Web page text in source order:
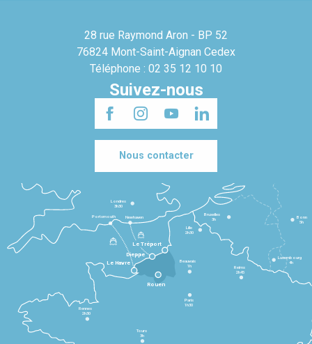
28 rue Raymond Aron - BP 52
76824 Mont-Saint-Aignan Cedex
Téléphone : 02 35 12 10 10
Suivez-nous
Nous contacter
Le Havre
Dieppe
Le Tréport
Rennes
2h30
Tours
3h
Paris
1h30
Beauvais
1h
Reims
2h45
Lille
2h30
Bruxelles
3h
Londres
3h30
Newhaven
Portsmouth
Bonn
5h
Luxembourg
4h
Rouen